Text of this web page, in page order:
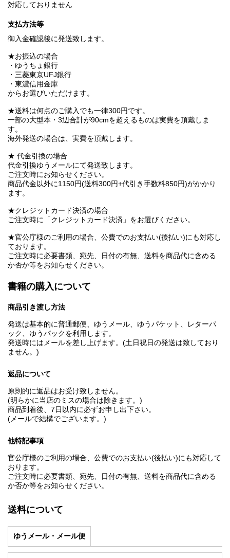
対応しておりません
支払方法等
御入金確認後に発送致します。
★お振込の場合
・ゆうちょ銀行
・三菱東京UFJ銀行
・東濃信用金庫
からお選びいただけます。
★送料は何点のご購入でも一律300円です。
一部の大型本・3辺合計が90cmを超えるものは実費を頂戴しま
す。
海外発送の場合は、実費を頂戴します。
★ 代金引換の場合
代金引換ゆうメールにて発送致します。
ご注文時にお知らせください。
商品代金以外に1150円(送料300円+代引き手数料850円)がかかり
ます。
★クレジットカード決済の場合
ご注文時に「クレジットカード決済」をお選びください。
★官公庁様のご利用の場合、公費でのお支払い(後払い)にも対応し
ております。
ご注文時に必要書類、宛先、日付の有無、送料を商品代に含める
か否か等をお知らせください。
書籍の購入について
商品引き渡し方法
発送は基本的に普通郵便、ゆうメール、ゆうパケット、レターパ
ック、ゆうパックを利用します。
発送時にはメールを差し上げます。(土日祝日の発送は致しており
ません。)
返品について
原則的に返品はお受け致しません。
(明らかに当店のミスの場合は除きます。)
商品到着後、7日以内に必ずお申し出下さい。
(メールで結構でございます。)
他特記事項
官公庁様のご利用の場合、公費でのお支払い(後払い)にも対応して
おります。
ご注文時に必要書類、宛先、日付の有無、送料を商品代に含める
か否か等をお知らせください。
送料について
ゆうメール・メール便